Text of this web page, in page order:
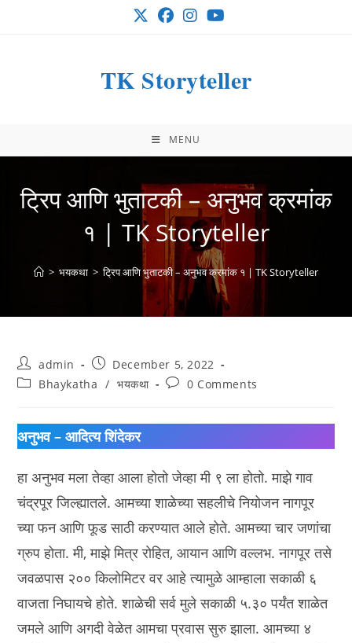
TK Storyteller
MENU
ट्रिप आणि भुताटकी – अनुभव क्रमांक
१ | TK Storyteller
> भयकथा > ट्रिप आणि भुताटकी – अनुभव क्रमांक १ | TK Storyteller
Post
author:
admin
Post
published:
December 5, 2022
PostBhaykatha / भयकथा
Post0 Comments
अनुभव – आदित्य शिंदेकर
हा अनुभव मला तेव्हा आला होतो जेव्हा मी ९ ला होतो. माझे गाव
चंद्रपूर जिल्ह्यातले. आमच्या शाळेच्या सहलीचे नियोजन नागपूर
च्या फन आणि फूड साठी करण्यात आले होते. आमच्या चार जणांचा
ग्रुप होता. मी, माझे मित्र रोहित, आयान आणि वल्लभ. नागपूर तसे
जवळपास २०० किलोमिटर वर आहे त्यामुळे आम्हाला सकाळी ६
वाजता निघायचे होते. शाळेची सर्व मुले सकाळी ५.३० पर्यंत शाळेत
जमले आणि अगदी वेळेत आमचा प्रवास सुरु झाला. आमच्या ४